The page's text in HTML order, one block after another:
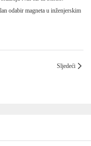
odabir magneta u inženjerskim
Sljedeći